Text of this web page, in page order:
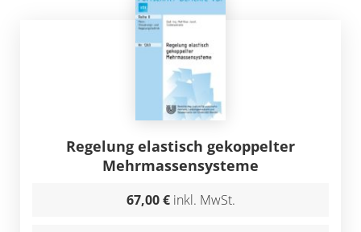
Regelung elastisch gekoppelter
Mehrmassensysteme
67,00 € inkl. MwSt.